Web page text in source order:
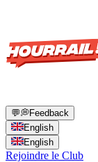
💬💭Feedback
English
English
Rejoindre le Club